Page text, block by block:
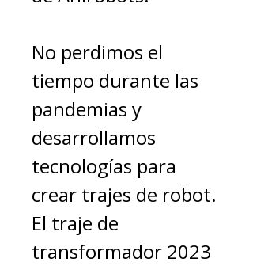
No perdimos el
tiempo durante las
pandemias y
desarrollamos
tecnologías para
crear trajes de robot.
El traje de
transformador 2023